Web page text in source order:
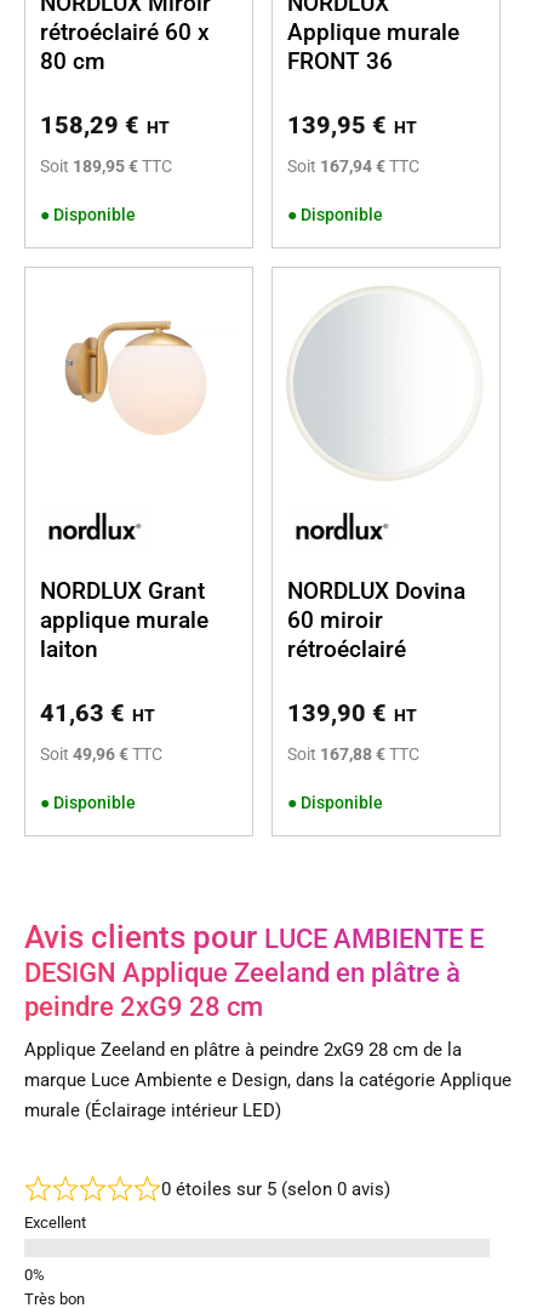
rétroéclairé 60 x
80 cm
158,29 € HT
Soit 189,95 €TTC
● Disponible
Applique murale
FRONT 36
139,95 € HT
Soit 167,94 €TTC
● Disponible
NORDLUX Grant
applique murale
laiton
41,63 € HT
Soit 49,96 €TTC
● Disponible
NORDLUX Dovina
60 miroir
rétroéclairé
139,90 € HT
Soit 167,88 €TTC
● Disponible
Avis clients pour LUCE AMBIENTE E
DESIGN Applique Zeeland en plâtre à
peindre 2xG9 28 cm
Applique Zeeland en plâtre à peindre 2xG9 28 cm de la
marque Luce Ambiente e Design, dans la catégorie Applique
murale (Éclairage intérieur LED)
0 étoiles sur 5 (selon 0 avis)
Excellent
Très bon